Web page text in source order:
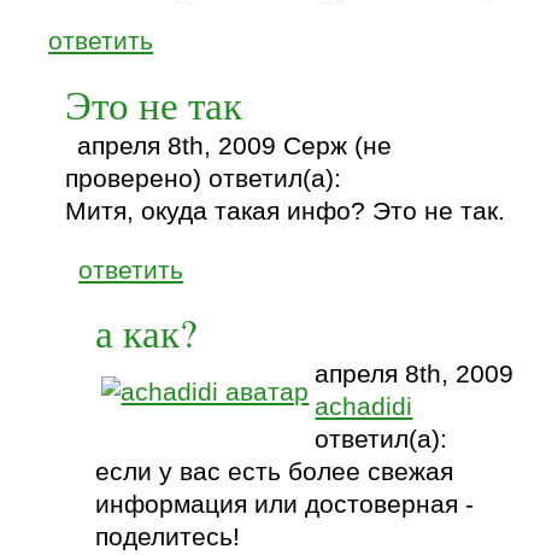
ответить
Это не так
апреля 8th, 2009 Серж (не
проверено) ответил(а):
Митя, окуда такая инфо? Это не так.
ответить
а как?
апреля 8th, 2009
achadidi
ответил(а):
если у вас есть более свежая
информация или достоверная -
поделитесь!